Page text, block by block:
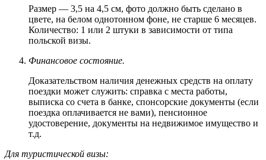
Размер — 3,5 на 4,5 см, фото должно быть сделано в
цвете, на белом однотонном фоне, не старше 6 месяцев.
Количество: 1 или 2 штуки в зависимости от типа
польской визы.
Финансовое состояние.
Доказательством наличия денежных средств на оплату
поездки может служить: справка с места работы,
выписка со счета в банке, спонсорские документы (если
поездка оплачивается не вами), пенсионное
удостоверение, документы на недвижимое имущество и
т.д.
Для туристической визы: